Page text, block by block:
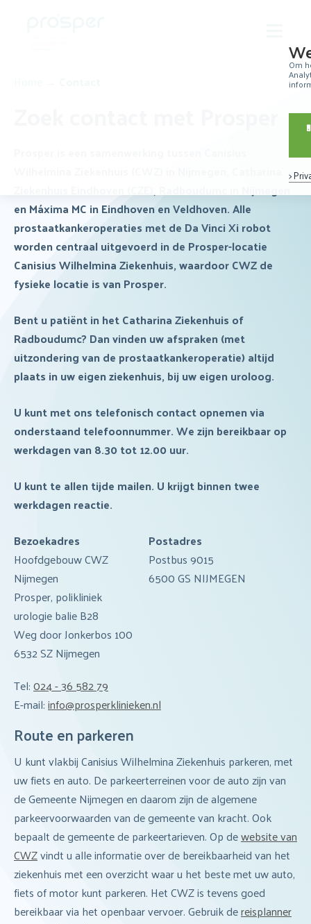
Om
>
Resultaten
Nieuws
Contact
naar:
Koploperziekenhuis Veelgestelde vragen
Ziekenhuis Eindhoven (CZE), Radboudumc in Nijmegen
en Máxima MC in Eindhoven en Veldhoven. Alle
prostaatkankeroperaties met de Da Vinci Xi robot
worden centraal uitgevoerd in de Prosper-locatie
Canisius Wilhelmina Ziekenhuis, waardoor CWZ de
fysieke locatie is van Prosper.
Bent u patiënt in het Catharina Ziekenhuis of
Radboudumc? Dan vinden uw afspraken (met
uitzondering van de prostaatkankeroperatie) altijd
plaats in uw eigen ziekenhuis, bij uw eigen uroloog.
U kunt met ons telefonisch contact opnemen via
onderstaand telefoonnummer. We zijn bereikbaar op
werkdagen van 8.30 tot 12.00 uur.
U kunt te allen tijde mailen. U krijgt binnen twee
werkdagen reactie.
Bezoekadres
Hoofdgebouw CWZ
Nijmegen
Prosper, polikliniek
urologie balie B28
Weg door Jonkerbos 100
6532 SZ Nijmegen
Postadres
Postbus 9015
6500 GS NIJMEGEN
Tel:024 - 36 582 79
E-mail:info@prosperklinieken.nl
Route en parkeren
U kunt vlakbij Canisius Wilhelmina Ziekenhuis parkeren, met
uw fiets en auto. De parkeerterreinen voor de auto zijn van
de Gemeente Nijmegen en daarom zijn de algemene
parkeervoorwaarden van de gemeente van kracht. Ook
bepaalt de gemeente de parkeertarieven. Op dewebsite van
CWZvindt u alle informatie over de bereikbaarheid van het
ziekenhuis met een overzicht waar u het beste met uw auto,
fiets of motor kunt parkeren. Het CWZ is tevens goed
bereikbaar via het openbaar vervoer. Gebruik dereisplanner